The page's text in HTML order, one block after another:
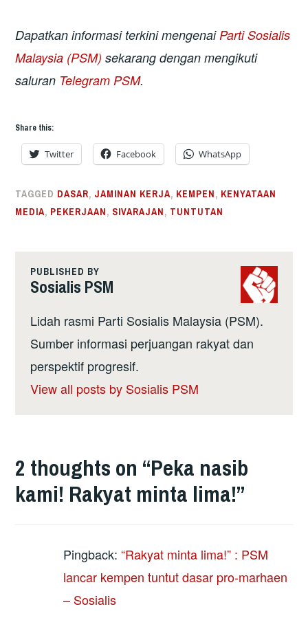
Dapatkan informasi terkini mengenaiParti Sosialis
Malaysia (PSM)sekarang dengan mengikuti
saluran Telegram PSM.
Share this:
Twitter Facebook WhatsApp
TAGGED DASAR, JAMINAN KERJA, KEMPEN, KENYATAAN
MEDIA, PEKERJAAN, SIVARAJAN, TUNTUTAN
PUBLISHED BY
Sosialis PSM
Lidah rasmi Parti Sosialis Malaysia (PSM).
Sumber informasi perjuangan rakyat dan
perspektif progresif.
View all posts by Sosialis PSM
2 thoughts on “Peka nasib
kami! Rakyat minta lima!”
Pingback:“Rakyat minta lima!” : PSM
lancar kempen tuntut dasar pro-marhaen
– Sosialis